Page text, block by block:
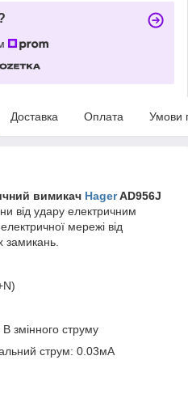
Доставка Оплата Умови
вимикач HagerAD956J
від удару електричним
мережі від
замикань.
змінного струму
струм: 0.03мА